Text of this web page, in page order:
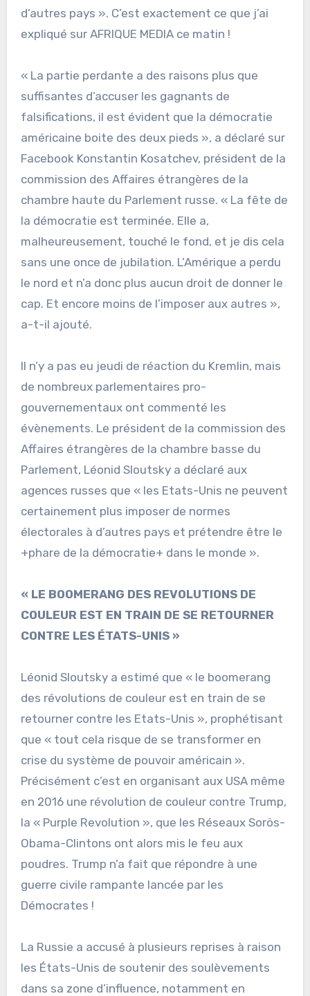
d’autres pays ». C’est exactement ce que j’ai
expliqué sur AFRIQUE MEDIA ce matin !
« La partie perdante a des raisons plus que
suffisantes d’accuser les gagnants de
falsifications, il est évident que la démocratie
américaine boite des deux pieds », a déclaré sur
Facebook Konstantin Kosatchev, président de la
commission des Affaires étrangères de la
chambre haute du Parlement russe. « La fête de
la démocratie est terminée. Elle a,
malheureusement, touché le fond, et je dis cela
sans une once de jubilation. L’Amérique a perdu
le nord et n’a donc plus aucun droit de donner le
cap. Et encore moins de l’imposer aux autres »,
a-t-il ajouté.
Il n’y a pas eu jeudi de réaction du Kremlin, mais
de nombreux parlementaires pro-
gouvernementaux ont commenté les
évènements. Le président de la commission des
Affaires étrangères de la chambre basse du
Parlement, Léonid Sloutsky a déclaré aux
agences russes que « les Etats-Unis ne peuvent
certainement plus imposer de normes
électorales à d’autres pays et prétendre être le
+phare de la démocratie+ dans le monde ».
« LE BOOMERANG DES REVOLUTIONS DE
COULEUR EST EN TRAIN DE SE RETOURNER
CONTRE LES ÉTATS-UNIS »
Léonid Sloutsky a estimé que « le boomerang
des révolutions de couleur est en train de se
retourner contre les Etats-Unis », prophétisant
que « tout cela risque de se transformer en
crise du système de pouvoir américain ».
Précisément c’est en organisant aux USA même
en 2016 une révolution de couleur contre Trump,
la « Purple Revolution », que les Réseaux Sorös-
Obama-Clintons ont alors mis le feu aux
poudres. Trump n’a fait que répondre à une
guerre civile rampante lancée par les
Démocrates !
La Russie a accusé à plusieurs reprises à raison
les États-Unis de soutenir des soulèvements
dans sa zone d’influence, notamment en